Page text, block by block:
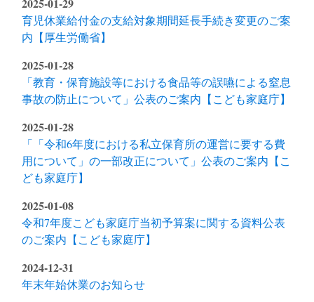
育児休業給付金の支給対象期間延長手続き変更のご案
内【厚生労働省】
2025-01-28
「教育・保育施設等における食品等の誤嚥による窒息
事故の防止について」公表のご案内【こども家庭庁】
2025-01-28
「「令和6年度における私立保育所の運営に要する費
用について」の一部改正について」公表のご案内【こ
ども家庭庁】
2025-01-08
令和7年度こども家庭庁当初予算案に関する資料公表
のご案内【こども家庭庁】
2024-12-31
年末年始休業のお知らせ